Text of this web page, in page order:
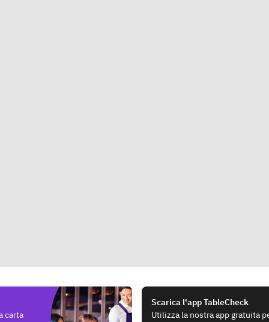
carta
Scarica l'app TableCheck
Utilizza la nostra app gratuita